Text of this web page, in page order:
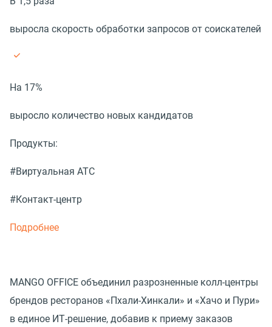
выросла скорость обработки запросов от соискателей
На 17%
выросло количество новых кандидатов
Продукты:
#Виртуальная АТС
#Контакт-центр
Подробнее
MANGO OFFICE объединил разрозненные колл-центры
брендов ресторанов «Пхали-Хинкали» и «Хачо и Пури»
в единое ИТ-решение, добавив к приему заказов